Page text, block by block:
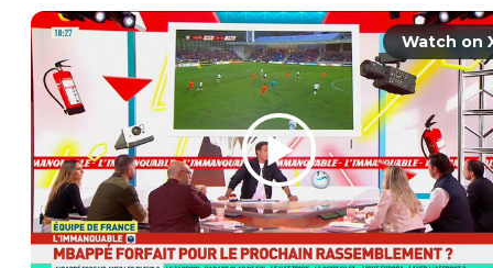
Watch on